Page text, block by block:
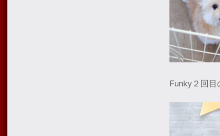
Funky２回